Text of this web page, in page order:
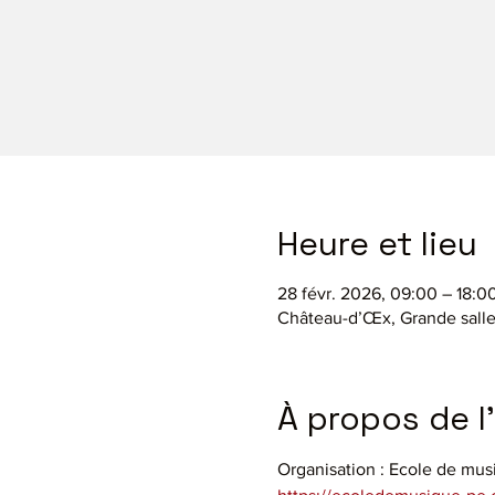
Heure et lieu
28 févr. 2026, 09:00 –
Château-d’Œx, Grande
À propos de
Organisation : Ecole de